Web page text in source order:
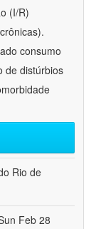
(I/R)
consumo
de distúrbios
Rio de
Feb 28